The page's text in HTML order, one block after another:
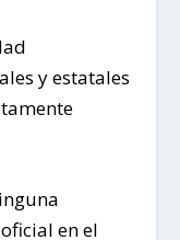
y estatales
en el